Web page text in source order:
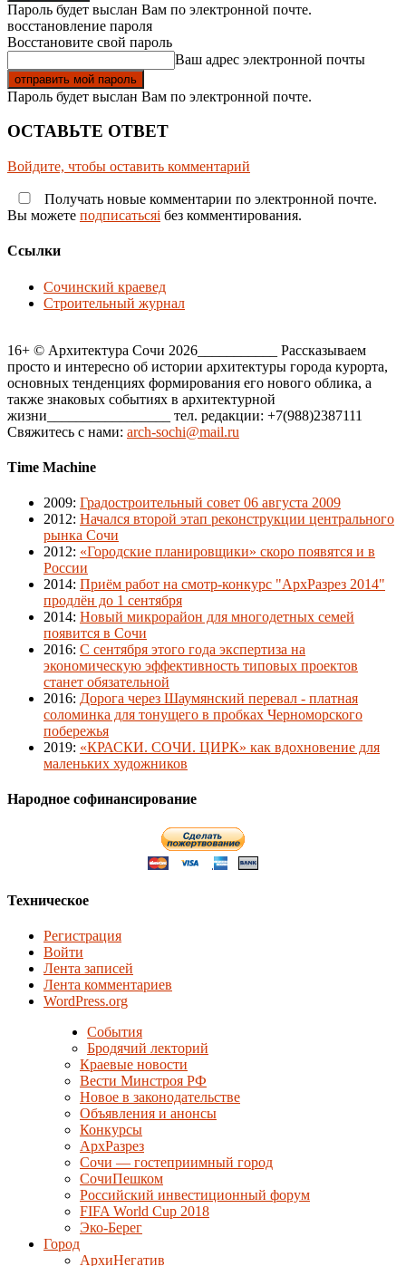
Пароль будет выслан Вам по электронной почте.
восстановление пароля
Восстановите свой пароль
Ваш адрес электронной почты
Пароль будет выслан Вам по электронной почте.
ОСТАВЬТЕ ОТВЕТ
Войдите, чтобы оставить комментарий
Получать новые комментарии по электронной почте.
Вы можете подписатьсяi без комментирования.
Ссылки
Сочинский краевед
Строительный журнал
16+ © Архитектура Сочи 2026___________ Рассказываем
просто и интересно об истории архитектуры города курорта,
основных тенденциях формирования его нового облика, а
также знаковых событиях в архитектурной
жизни_________________ тел. редакции: +7(988)2387111
Свяжитесь с нами: arch-sochi@mail.ru
Time Machine
2009: Градостроительный совет 06 августа 2009
2012: Начался второй этап реконструкции центрального
рынка Сочи
2012: «Городские планировщики» скоро появятся и в
России
2014: Приём работ на смотр-конкурс "АрхРазрез 2014"
продлён до 1 сентября
2014: Новый микрорайон для многодетных семей
появится в Сочи
2016: С сентября этого года экспертиза на
экономическую эффективность типовых проектов
станет обязательной
2016: Дорога через Шаумянский перевал - платная
соломинка для тонущего в пробках Черноморского
побережья
2019: «КРАСКИ. СОЧИ. ЦИРК» как вдохновение для
маленьких художников
Народное софинансирование
Техническое
Регистрация
Войти
Лента записей
Лента комментариев
WordPress.org
События
Бродячий лекторий
Краевые новости
Вести Минстроя РФ
Новое в законодательстве
Объявления и анонсы
Конкурсы
АрхРазрез
Сочи — гостеприимный город
СочиПешком
Российский инвестиционный форум
FIFA World Cup 2018
Эко-Берег
Город
АрхиНегатив